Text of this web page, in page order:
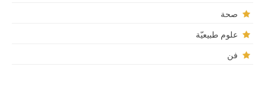
صحة
علوم طبيعيّة
فن